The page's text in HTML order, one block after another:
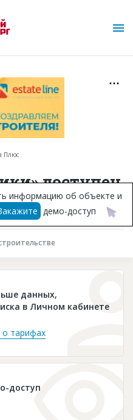
Плюс
доступен
данных,
в Личном кабинете
тарифах
доступ
информацию об объекте и
демо-доступ